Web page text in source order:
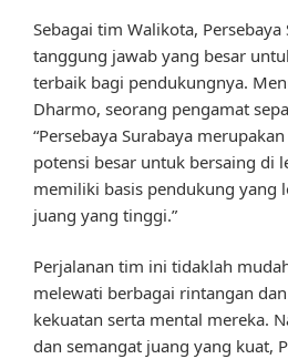
Sebagai tim Walikota,
tanggung jawab yang besar
terbaik bagi pendukungnya.
Dharmo, seorang pengamat
“Persebaya Surabaya
potensi besar untuk bersaing di
memiliki basis pendukung yang
juang yang tinggi.”
Perjalanan tim ini tidaklah
melewati berbagai rintangan
kekuatan serta mental mereka.
dan semangat juang yang kuat,